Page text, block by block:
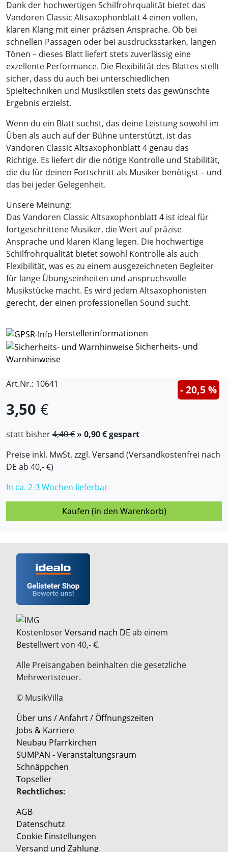
Dank der hochwertigen Schilfrohrqualität bietet das
Vandoren Classic Altsaxophonblatt 4 einen vollen,
klaren Klang mit einer präzisen Ansprache. Ob bei
schnellen Passagen oder bei ausdrucksstarken, langen
Tönen – dieses Blatt liefert stets zuverlässig eine
exzellente Performance. Die Flexibilität des Blattes stellt
sicher, dass du auch bei unterschiedlichen
Spieltechniken und Musikstilen stets das gewünschte
Ergebnis erzielst.
Wenn du ein Blatt suchst, das deine Leistung sowohl im
Üben als auch auf der Bühne unterstützt, ist das
Vandoren Classic Altsaxophonblatt 4 genau das
Richtige. Es liefert dir die nötige Kontrolle und Stabilität,
die du für deinen Fortschritt als Musiker benötigst – und
das bei jeder Gelegenheit.
Unsere Meinung:
Das Vandoren Classic Altsaxophonblatt 4 ist ideal für
fortgeschrittene Musiker, die Wert auf präzise
Ansprache und klaren Klang legen. Die hochwertige
Schilfrohrqualität bietet sowohl Kontrolle als auch
Flexibilität, was es zu einem ausgezeichneten Begleiter
für lange Übungseinheiten und anspruchsvolle
Musikstücke macht. Es wird jedem Altsaxophonisten
gerecht, der einen professionellen Sound sucht.
Herstellerinformationen
Sicherheits- und
Warnhinweise
Art.Nr.: 10641
3,50 €
statt bisher4,40 € » 0,90 € gespart
- 20,5 %
Preise inkl. MwSt. zzgl. Versand (Versandkostenfrei nach
DE ab 40,- €)
In ca. 2-3 Wochen lieferbar
Kaufen (in den Warenkorb)
KostenloserVersand nach DE ab einem
Bestellwert von 40,- €.
Alle Preisangaben beinhalten die gesetzliche
Mehrwertsteuer.
© MusikVilla
Über uns / Anfahrt / Öffnungszeiten
Jobs & Karriere
Neubau Pfarrkirchen
SUMPAN - Veranstaltungsraum
Schnäppchen
Topseller
Rechtliches:
AGB
Datenschutz
Cookie Einstellungen
Versand und Zahlung